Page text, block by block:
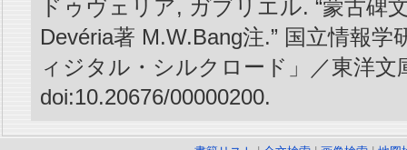
ドゥヴェリア, ガブリエル. “蒙古碑
Devéria著 M.W.Bang注.” 国立情報学
ィジタル・シルクロード」／東洋文
doi:10.20676/00000200.